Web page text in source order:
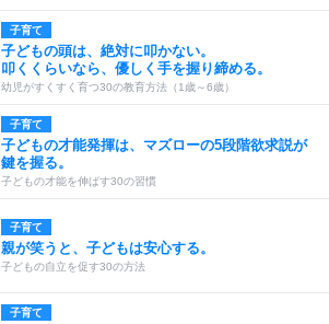
子育て
子どもの頭は、絶対に叩かない。
叩くくらいなら、優しく手を握り締める。
幼児がすくすく育つ30の教育方法（1歳～6歳）
子育て
子どもの才能発揮は、マズローの5段階欲求説が
鍵を握る。
子どもの才能を伸ばす30の習慣
子育て
親が笑うと、子どもは安心する。
子どもの自立を促す30の方法
子育て